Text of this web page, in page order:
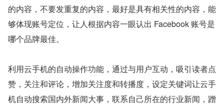
的内容，不要发重复的内容，最好是具有相关性的内容，能
够体现账号定位，让人根据内容一眼认出 Facebook 账号是
哪个品牌最佳。
利用云手机的自动操作功能，通过与用户互动，吸引读者点
赞，关注和评论，增加关注度和转播度，设定关键词让云手
机自动搜索国内外新闻大事，联系自己所在的行业新闻，蹭